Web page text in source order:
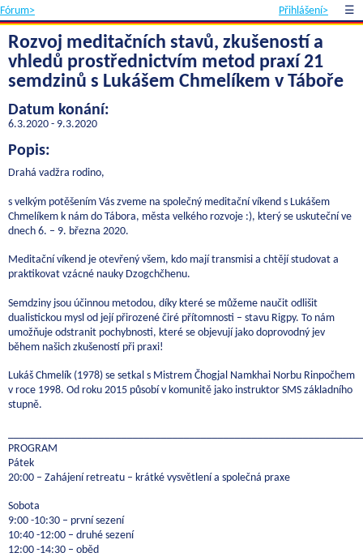
Fórum> Přihlášení> ☰
Rozvoj meditačních stavů, zkušeností a
vhledů prostřednictvím metod praxí 21
semdzinů s Lukášem Chmelíkem v Táboře
Datum konání:
6.3.2020 - 9.3.2020
Popis:
Drahá vadžra rodino,
s velkým potěšením Vás zveme na společný meditační víkend s Lukášem
Chmelíkem k nám do Tábora, města velkého rozvoje :), který se uskuteční ve
dnech 6. – 9. března 2020.
Meditační víkend je otevřený všem, kdo mají transmisi a chtějí studovat a
praktikovat vzácné nauky Dzogchčhenu.
Semdziny jsou účinnou metodou, díky které se můžeme naučit odlišit
dualistickou mysl od její přirozené čiré přítomnosti – stavu Rigpy. To nám
umožňuje odstranit pochybnosti, které se objevují jako doprovodný jev
během našich zkušeností při praxi!
Lukáš Chmelík (1978) se setkal s Mistrem Čhogjal Namkhai Norbu Rinpočhem
v roce 1998. Od roku 2015 působí v komunitě jako instruktor SMS základního
stupně.
PROGRAM
Pátek
20:00 – Zahájení retreatu – krátké vysvětlení a společná praxe
Sobota
9:00 -10:30 – první sezení
10:40 -12:00 – druhé sezení
12:00 -14:30 – oběd